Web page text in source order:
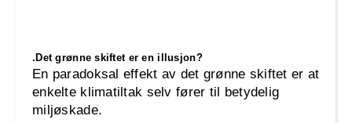
.Det grønne skiftet er en illusjon?
En paradoksal effekt av det grønne skiftet er at
enkelte klimatiltak selv fører til betydelig
miljøskade.